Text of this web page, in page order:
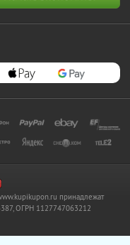
принадлежат
ОГРН 1127747063212